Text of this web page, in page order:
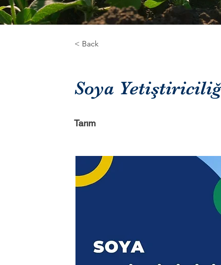
< Back
Soya
Tarım